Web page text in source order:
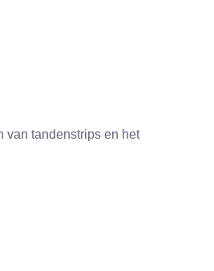
van tandenstrips en het